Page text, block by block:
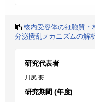
核内受容体の細胞質・
分泌攪乱メカニズムの解
研究代表者
川尻 要
研究期間 (年度)